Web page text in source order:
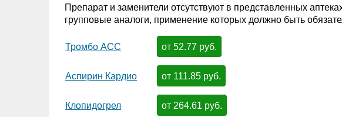
Препарат и заменители отсутствуют в представленных
групповые аналоги, применение которых должно быть
Тромбо АСС от 52.77 руб.
Аспирин Кардио от 111.85 руб.
Клопидогрел от 264.61 руб.